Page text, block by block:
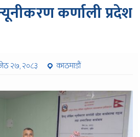
कर्णाली प्रदेश
२७, २०८३
काठमाडौं